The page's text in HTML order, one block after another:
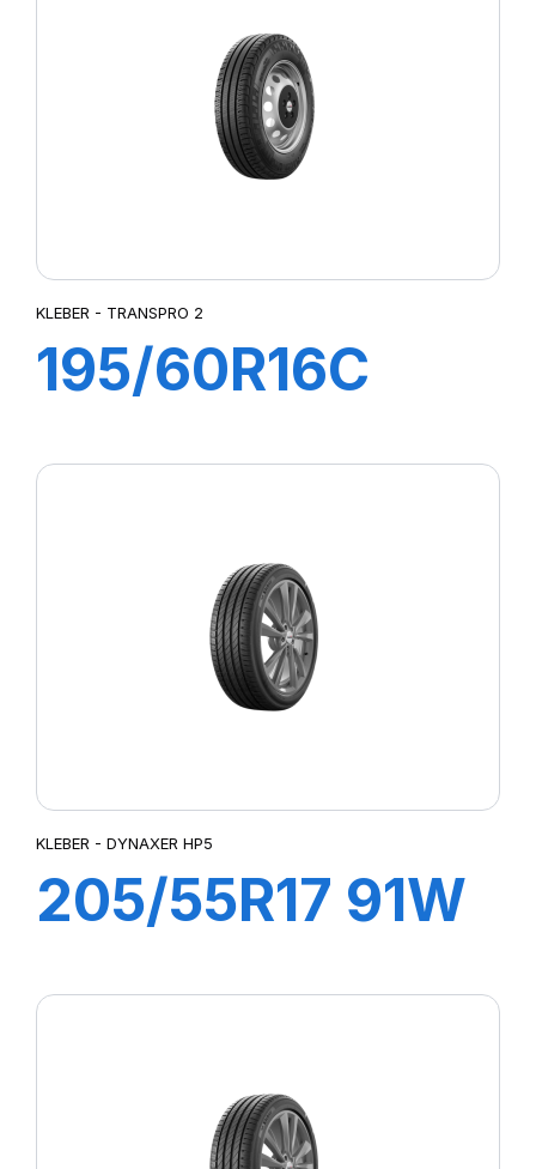
KLEBER - TRANSPRO 2
195/60R16C
KLEBER - DYNAXER HP5
205/55R17 91W